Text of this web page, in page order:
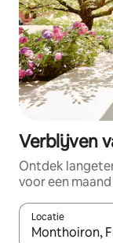
Verblijven
Ontdek
voor een
Locatie
Wanneer er